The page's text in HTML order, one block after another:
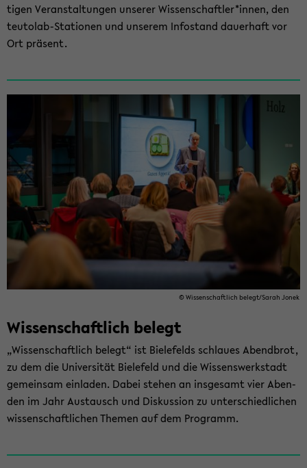
ti­gen Ver­an­stal­tun­gen un­se­rer Wis­sen­schaft­ler*innen, den
teutolab-​Stationen und un­se­rem In­fo­stand dau­er­haft vor
Ort prä­sent.
© Wis­sen­schaft­lich be­legt/Sarah Jonek
Wis­sen­schaft­lich be­legt
„Wis­sen­schaft­lich be­legt“ ist Bie­le­felds schlau­es Abend­brot,
zu dem die Uni­ver­si­tät Bie­le­feld und die Wis­sens­werk­stadt
ge­mein­sam ein­la­den. Dabei ste­hen an ins­ge­samt vier Aben­
den im Jahr Aus­tausch und Dis­kus­si­on zu un­ter­schied­li­chen
wis­sen­schaft­li­chen The­men auf dem Pro­gramm.